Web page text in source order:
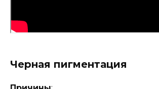
Черная пигментация